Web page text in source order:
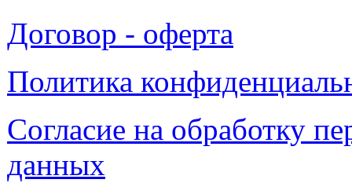
Договор - оферта
Политика
Согласие на обработку
данных